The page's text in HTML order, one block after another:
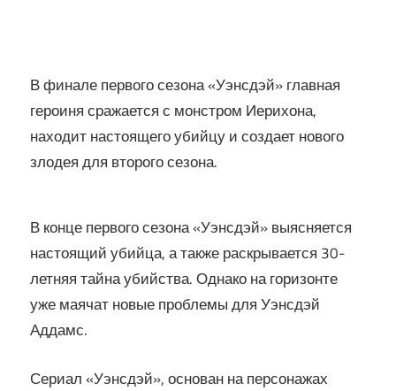
В финале первого сезона «Уэнсдэй» главная
героиня сражается с монстром Иерихона,
находит настоящего убийцу и создает нового
злодея для второго сезона.
В конце первого сезона «Уэнсдэй» выясняется
настоящий убийца, а также раскрывается 30-
летняя тайна убийства. Однако на горизонте
уже маячат новые проблемы для Уэнсдэй
Аддамс.
Сериал «Уэнсдэй», основан на персонажах